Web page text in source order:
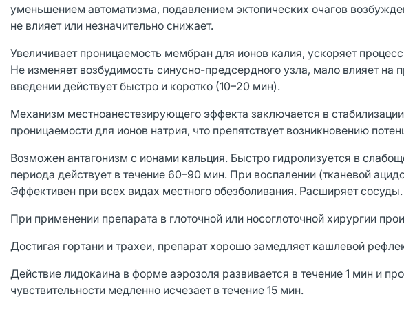
уменьшением автоматизма, подавлением эктопических очагов
не влияет или незначительно снижает.
Увеличивает проницаемость мембран для ионов калия, ускоряет
Не изменяет возбудимость синусно-предсердного узла, мало влияет
введении действует быстро и коротко (10–20 мин).
Механизм местноанестезирующего эффекта заключается в
проницаемости для ионов натрия, что препятствует возникновению
Возможен антагонизм с ионами кальция. Быстро гидролизуется в
периода действует в течение 60–90 мин. При воспалении (тканевой
Эффективен при всех видах местного обезболивания. Расширяет
При применении препарата в глоточной или носоглоточной хирургии
Достигая гортани и трахеи, препарат хорошо замедляет кашлевой
Действие лидокаина в форме аэрозоля развивается в течение 1 мин и
чувствительности медленно исчезает в течение 15 мин.